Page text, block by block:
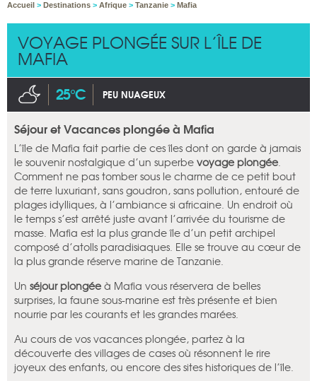
Accueil > Destinations > Afrique > Tanzanie > Mafia
VOYAGE PLONGÉE SUR L’ÎLE DE
MAFIA
25°C PEU NUAGEUX
Séjour et Vacances plongée à Mafia
L’île de Mafia fait partie de ces îles dont on garde à jamais
le souvenir nostalgique d’un superbe voyage plongée.
Comment ne pas tomber sous le charme de ce petit bout
de terre luxuriant, sans goudron, sans pollution, entouré de
plages idylliques, à l’ambiance si africaine. Un endroit où
le temps s’est arrêté juste avant l’arrivée du tourisme de
masse. Mafia est la plus grande île d’un petit archipel
composé d’atolls paradisiaques. Elle se trouve au cœur de
la plus grande réserve marine de Tanzanie.
Un séjour plongée à Mafia vous réservera de belles
surprises, la faune sous-marine est très présente et bien
nourrie par les courants et les grandes marées.
Au cours de vos vacances plongée, partez à la
découverte des villages de cases où résonnent le rire
joyeux des enfants, ou encore des sites historiques de l’île.